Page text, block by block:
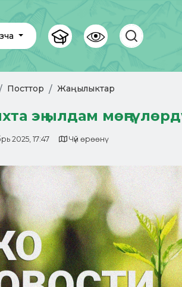
Посттор Жаңылыктар
эң ылдам
2025, 17:47 Чүй өрөөнү